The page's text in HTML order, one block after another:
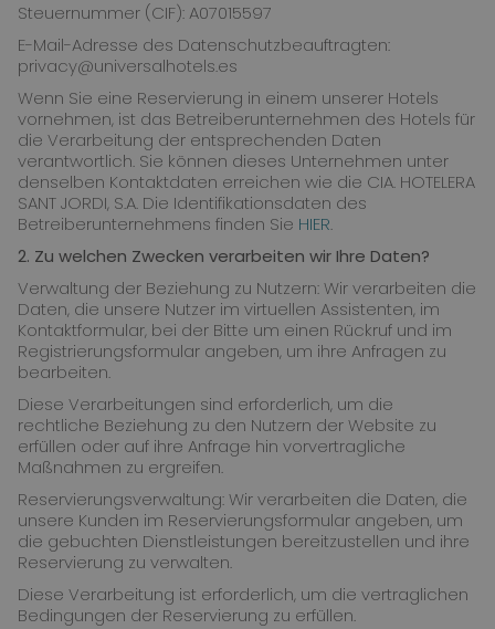
Steuernummer (CIF): A07015597
E-Mail-Adresse des Datenschutzbeauftragten:
privacy@universalhotels.es
Wenn Sie eine Reservierung in einem unserer Hotels
vornehmen, ist das Betreiberunternehmen des Hotels für
die Verarbeitung der entsprechenden Daten
verantwortlich. Sie können dieses Unternehmen unter
denselben Kontaktdaten erreichen wie die CIA. HOTELERA
SANT JORDI, S.A. Die Identifikationsdaten des
Betreiberunternehmens finden Sie HIER.
2. Zu welchen Zwecken verarbeiten wir Ihre Daten?
Verwaltung der Beziehung zu Nutzern: Wir verarbeiten die
Daten, die unsere Nutzer im virtuellen Assistenten, im
Kontaktformular, bei der Bitte um einen Rückruf und im
Registrierungsformular angeben, um ihre Anfragen zu
bearbeiten.
Diese Verarbeitungen sind erforderlich, um die
rechtliche Beziehung zu den Nutzern der Website zu
erfüllen oder auf ihre Anfrage hin vorvertragliche
Maßnahmen zu ergreifen.
Reservierungsverwaltung: Wir verarbeiten die Daten, die
unsere Kunden im Reservierungsformular angeben, um
die gebuchten Dienstleistungen bereitzustellen und ihre
Reservierung zu verwalten.
Diese Verarbeitung ist erforderlich, um die vertraglichen
Bedingungen der Reservierung zu erfüllen.